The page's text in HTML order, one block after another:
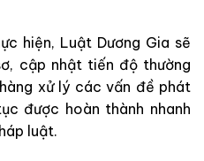
hiện, Luật Dương Gia sẽ
cập nhật tiến độ thường
xử lý các vấn đề phát
được hoàn thành nhanh
luật.